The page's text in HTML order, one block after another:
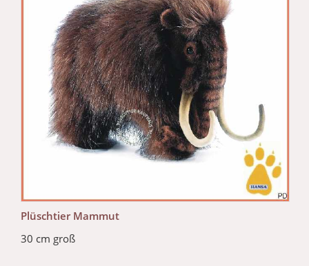
Plüschtier Mammut
30 cm groß